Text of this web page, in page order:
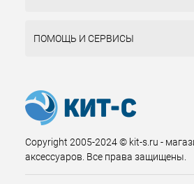
ПОМОЩЬ И СЕРВИСЫ
Copyright 2005-2024 © kit-s.ru -
аксессуаров. Все права защищены.